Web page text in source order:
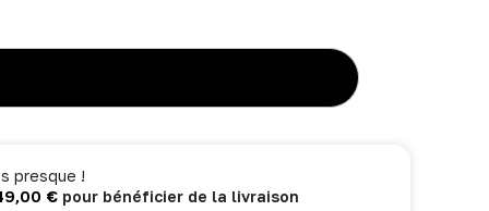
presque !
€pour bénéficier de la livraison